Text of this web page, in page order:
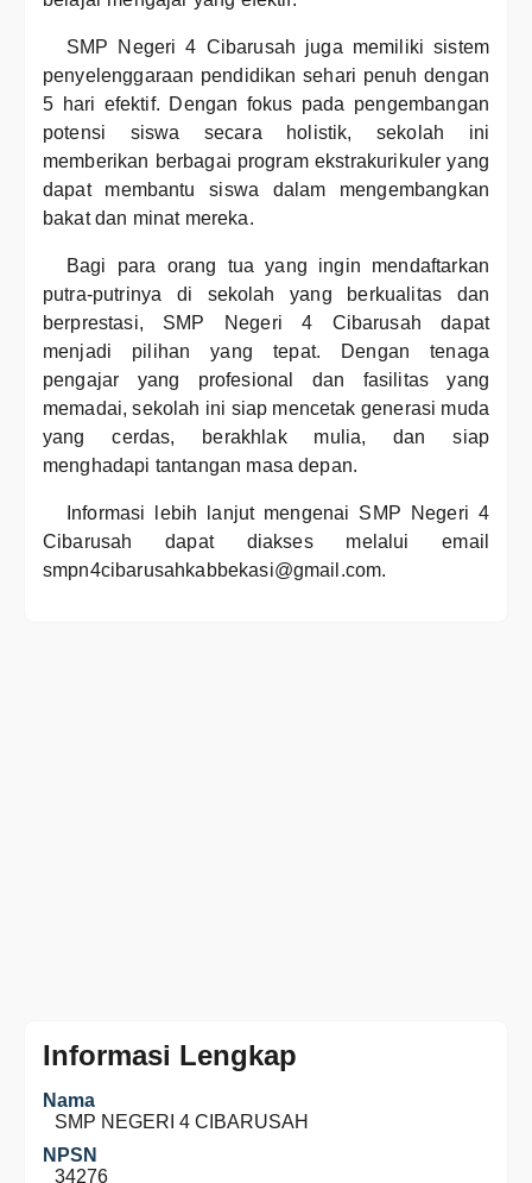
SMP Negeri 4 Cibarusah juga memiliki sistem
penyelenggaraan pendidikan sehari penuh dengan
5 hari efektif. Dengan fokus pada pengembangan
potensi siswa secara holistik, sekolah ini
memberikan berbagai program ekstrakurikuler yang
dapat membantu siswa dalam mengembangkan
bakat dan minat mereka.
Bagi para orang tua yang ingin mendaftarkan
putra-putrinya di sekolah yang berkualitas dan
berprestasi, SMP Negeri 4 Cibarusah dapat
menjadi pilihan yang tepat. Dengan tenaga
pengajar yang profesional dan fasilitas yang
memadai, sekolah ini siap mencetak generasi muda
yang cerdas, berakhlak mulia, dan siap
menghadapi tantangan masa depan.
Informasi lebih lanjut mengenai SMP Negeri 4
Cibarusah dapat diakses melalui email
smpn4cibarusahkabbekasi@gmail.com.
Informasi Lengkap
Nama
SMP NEGERI 4 CIBARUSAH
NPSN
34276